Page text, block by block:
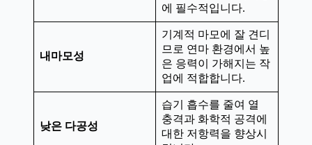
에 필수적입니다.
내마모성
기계적 마모에 잘 견디
므로 연마 환경에서 높
은 응력이 가해지는 작
업에 적합합니다.
낮은 다공성
습기 흡수를 줄여 열
충격과 화학적 공격에
대한 저항력을 향상시